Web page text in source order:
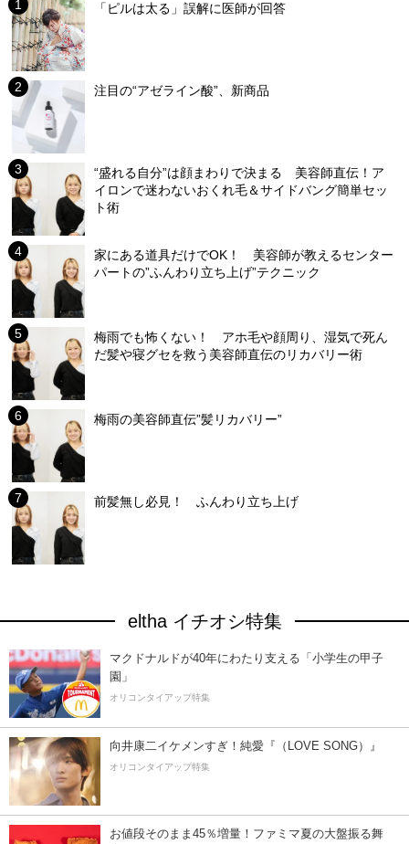
「ピルは太る」誤解に医師が回答
注目の“アゼライン酸”、新商品
“盛れる自分”は顔まわりで決まる 美容師直伝！ア
イロンで迷わないおくれ毛＆サイドバング簡単セッ
ト術
家にある道具だけでOK！ 美容師が教えるセンター
パートの”ふんわり立ち上げ”テクニック
梅雨でも怖くない！ アホ毛や顔周り、湿気で死ん
だ髪や寝グセを救う美容師直伝のリカバリー術
梅雨の美容師直伝”髪リカバリー”
前髪無し必見！ ふんわり立ち上げ
eltha イチオシ特集
マクドナルドが40年にわたり支える「小学生の甲子
園」
オリコンタイアップ特集
向井康二イケメンすぎ！純愛『（LOVE SONG）』
オリコンタイアップ特集
お値段そのまま45％増量！ファミマ夏の大盤振る舞